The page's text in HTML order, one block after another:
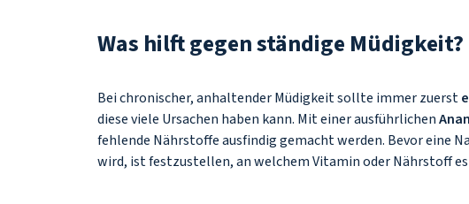
Was hilft gegen ständige Müdigkeit?
Bei chronischer, anhaltender Müdigkeit sollte immer zuerst
diese viele Ursachen haben kann. Mit einer ausführlichen
fehlende Nährstoffe ausfindig gemacht werden. Bevor eine
wird, ist festzustellen, an welchem Vitamin oder Nährstoff